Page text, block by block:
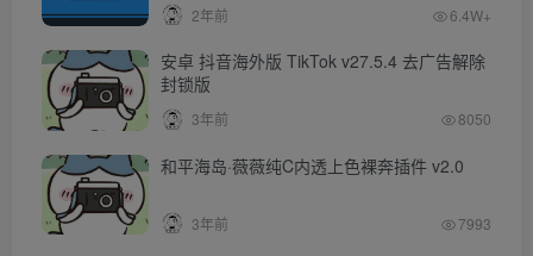
2年前 6.4W+
安卓 抖音海外版 TikTok v27.5.4 去广告解除
封锁版
3年前 8050
和平海岛·薇薇纯C内透上色裸奔插件 v2.0
3年前 7993